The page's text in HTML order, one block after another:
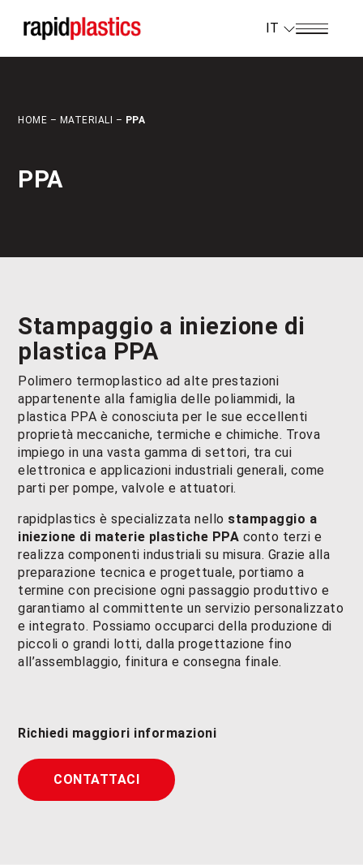
IT
HOME – MATERIALI – PPA
PPA
Stampaggio a iniezione di
plastica PPA
Polimero termoplastico ad alte prestazioni
appartenente alla famiglia delle poliammidi, la
plastica PPA è conosciuta per le sue eccellenti
proprietà meccaniche, termiche e chimiche. Trova
impiego in una vasta gamma di settori, tra cui
elettronica e applicazioni industriali generali, come
parti per pompe, valvole e attuatori.
rapidplastics è specializzata nello stampaggio a
iniezione di materie plastiche PPA conto terzi e
realizza componenti industriali su misura. Grazie alla
preparazione tecnica e progettuale, portiamo a
termine con precisione ogni passaggio produttivo e
garantiamo al committente un servizio personalizzato
e integrato. Possiamo occuparci della produzione di
piccoli o grandi lotti, dalla progettazione fino
all’assemblaggio, finitura e consegna finale.
Richiedi maggiori informazioni
CONTATTACI